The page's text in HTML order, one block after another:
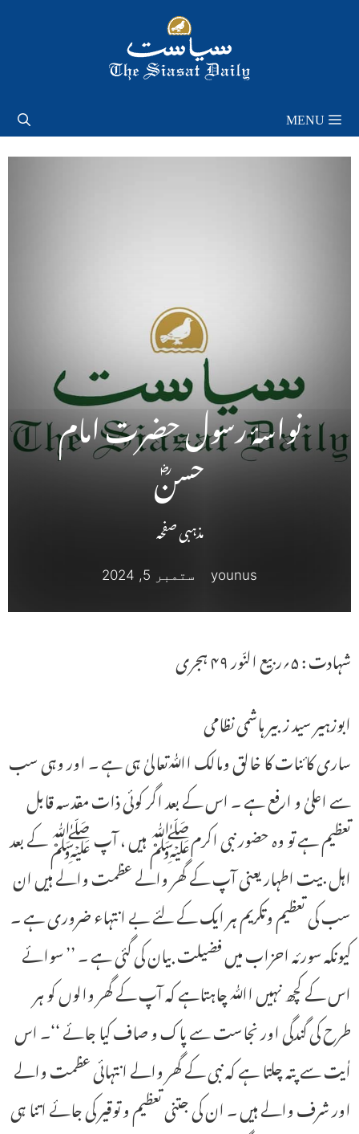
MENU
نواسۂ رسول حضرت امام
حسنؓ
مذہبی صفحہ
younus ستمبر 5, 2024
شہادت : ۵؍ربیع النّور ۴۹ ہجری
ابوزہیر سید زبیر ہاشمی نظامی
ساری کائنات کا خالق ومالک اﷲتعالیٰ ہی ہے ۔ اور وہی سب
سے اعلیٰ و ارفع ہے ۔ اس کے بعد اگر کوئی ذات مقدسہ قابل
تعظیم ہے تو وہ حضور نبی اکرمﷺ ہیں ، آپ ﷺ کے بعد
اہل بیت اطہار یعنی آپ کے گھر والے عظمت والے ہیں ان
سب کی تعظیم وتکریم ہر ایک کے لئے بے انتہاء ضروری ہے ۔
کیونکہ سورئہ احزاب میں فضیلت بیان کی گئی ہے ۔ ’’ سوائے
اس کے کچھ نہیں اﷲ چاہتاہے کہ آپ کے گھر والوں کو ہر
طرح کی گندگی اور نجاست سے پاک و صاف کیا جائے ‘‘۔ اس
اٰیت سے پتہ چلتا ہے کہ نبی کے گھر والے انتہائی عظمت والے
اور شرف والے ہیں ۔ ان کی جتنی تعظیم و توقیر کی جائے اتنا ہی